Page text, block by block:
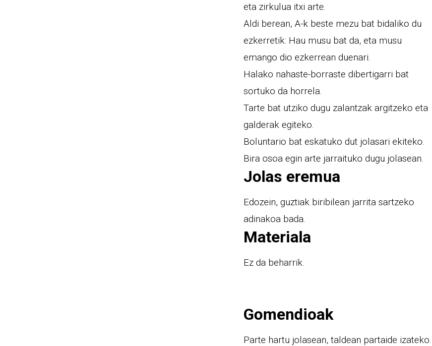
eta zirkulua itxi arte.
Aldi berean, A-k beste mezu bat bidaliko du
ezkerretik: Hau musu bat da, eta musu
emango dio ezkerrean duenari.
Halako nahaste-borraste dibertigarri bat
sortuko da horrela.
Tarte bat utziko dugu zalantzak argitzeko eta
galderak egiteko.
Boluntario bat eskatuko dut jolasari ekiteko.
Bira osoa egin arte jarraituko dugu jolasean.
Jolas eremua
Edozein, guztiak biribilean jarrita sartzeko
adinakoa bada.
Materiala
Ez da beharrik.
Gomendioak
Parte hartu jolasean, taldean partaide izateko.